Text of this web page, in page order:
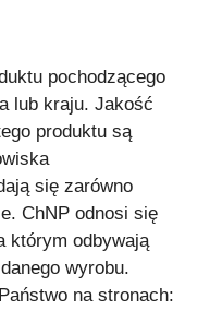
pochodzącego
lub kraju. Jakość
produktu są
się zarówno
ChNP odnosi się
którym odbywają
wyrobu.
na stronach: